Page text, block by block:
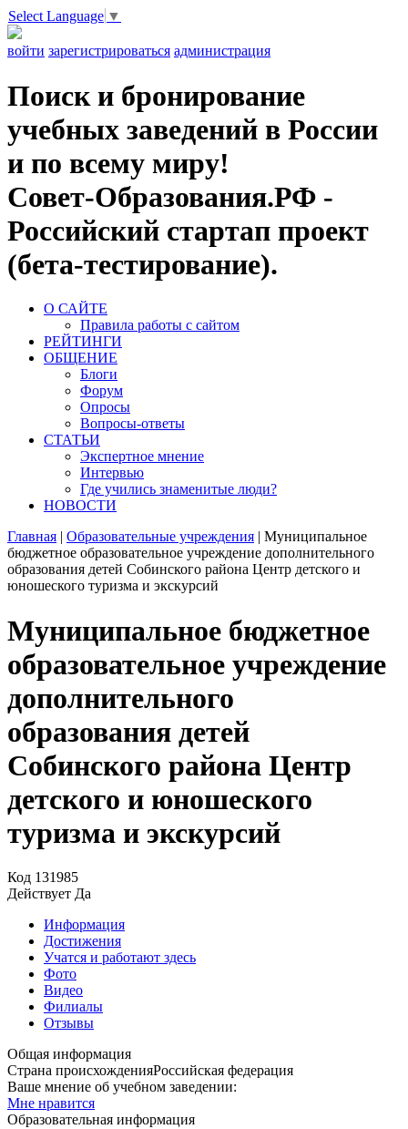
Select Language ▼
войти зарегистрироваться администрация
Поиск и бронирование
учебных заведений в России
и по всему миру!
Совет-Образования.РФ -
Российский стартап проект
(бета-тестирование).
О САЙТЕ
Правила работы с сайтом
РЕЙТИНГИ
ОБЩЕНИЕ
Блоги
Форум
Опросы
Вопросы-ответы
СТАТЬИ
Экспертное мнение
Интервью
Где учились знаменитые люди?
НОВОСТИ
Главная | Образовательные учреждения | Муниципальное
бюджетное образовательное учреждение дополнительного
образования детей Собинского района Центр детского и
юношеского туризма и экскурсий
Муниципальное бюджетное
образовательное учреждение
дополнительного
образования детей
Собинского района Центр
детского и юношеского
туризма и экскурсий
Код 131985
Действует Да
Информация
Достижения
Учатся и работают здесь
Фото
Видео
Филиалы
Отзывы
Общая информация
Страна происхожденияРоссийская федерация
Ваше мнение об учебном заведении:
Мне нравится
Образовательная информация